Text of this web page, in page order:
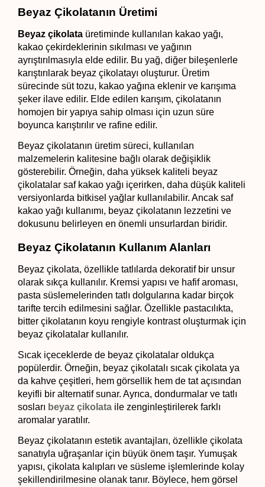
Beyaz Çikolatanın Üretimi
Beyaz çikolata üretiminde kullanılan kakao yağı,
kakao çekirdeklerinin sıkılması ve yağının
ayrıştırılmasıyla elde edilir. Bu yağ, diğer bileşenlerle
karıştırılarak beyaz çikolatayı oluşturur. Üretim
sürecinde süt tozu, kakao yağına eklenir ve karışıma
şeker ilave edilir. Elde edilen karışım, çikolatanın
homojen bir yapıya sahip olması için uzun süre
boyunca karıştırılır ve rafine edilir.
Beyaz çikolatanın üretim süreci, kullanılan
malzemelerin kalitesine bağlı olarak değişiklik
gösterebilir. Örneğin, daha yüksek kaliteli beyaz
çikolatalar saf kakao yağı içerirken, daha düşük kaliteli
versiyonlarda bitkisel yağlar kullanılabilir. Ancak saf
kakao yağı kullanımı, beyaz çikolatanın lezzetini ve
dokusunu belirleyen en önemli unsurlardan biridir.
Beyaz Çikolatanın Kullanım Alanları
Beyaz çikolata, özellikle tatlılarda dekoratif bir unsur
olarak sıkça kullanılır. Kremsi yapısı ve hafif aroması,
pasta süslemelerinden tatlı dolgularına kadar birçok
tarifte tercih edilmesini sağlar. Özellikle pastacılıkta,
bitter çikolatanın koyu rengiyle kontrast oluşturmak için
beyaz çikolatalar kullanılır.
Sıcak içeceklerde de beyaz çikolatalar oldukça
popülerdir. Örneğin, beyaz çikolatalı sıcak çikolata ya
da kahve çeşitleri, hem görsellik hem de tat açısından
keyifli bir alternatif sunar. Ayrıca, dondurmalar ve tatlı
sosları beyaz çikolata ile zenginleştirilerek farklı
aromalar yaratılır.
Beyaz çikolatanın estetik avantajları, özellikle çikolata
sanatıyla uğraşanlar için büyük önem taşır. Yumuşak
yapısı, çikolata kalıpları ve süsleme işlemlerinde kolay
şekillendirilmesine olanak tanır. Böylece, hem görsel